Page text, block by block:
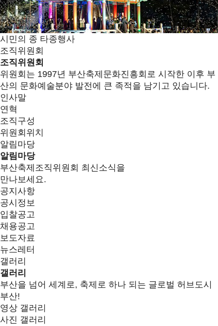
시민의 종 타종행사
조직위원회
조직위원회
위원회는 1997년 부산축제문화진흥회로 시작한 이후 부
산의 문화예술분야 발전에 큰 족적을 남기고 있습니다.
인사말
연혁
조직구성
위원회위치
알림마당
알림마당
부산축제조직위원회 최신소식을
만나보세요.
공지사항
공시정보
입찰공고
채용공고
보도자료
뉴스레터
갤러리
갤러리
부산을 넘어 세계로, 축제로 하나 되는 글로벌 허브도시
부산!
영상 갤러리
사진 갤러리